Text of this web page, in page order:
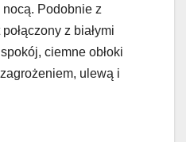
Podobnie z
z białymi
ciemne obłoki
ulewą i